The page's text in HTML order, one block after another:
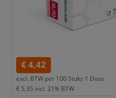
€ 4,42
excl. BTW per 100 Stuks 1 Doos
€ 5,35 incl. 21% BTW